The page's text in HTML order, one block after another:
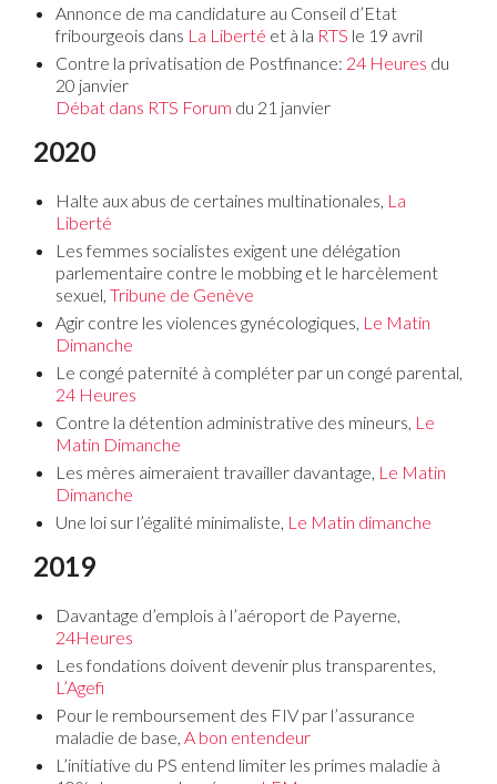
Annonce de ma candidature au Conseil d’Etat
fribourgeois dans La Liberté et à la RTS le 19 avril
Contre la privatisation de Postfinance: 24 Heures du
20 janvier
Débat dans RTS Forum du 21 janvier
2020
Halte aux abus de certaines multinationales, La
Liberté
Les femmes socialistes exigent une délégation
parlementaire contre le mobbing et le harcèlement
sexuel, Tribune de Genève
Agir contre les violences gynécologiques, Le Matin
Dimanche
Le congé paternité à compléter par un congé parental,
24 Heures
Contre la détention administrative des mineurs, Le
Matin Dimanche
Les mères aimeraient travailler davantage, Le Matin
Dimanche
Une loi sur l’égalité minimaliste, Le Matin dimanche
2019
Davantage d’emplois à l’aéroport de Payerne,
24Heures
Les fondations doivent devenir plus transparentes,
L’Agefi
Pour le remboursement des FIV par l’assurance
maladie de base, A bon entendeur
L’initiative du PS entend limiter les primes maladie à